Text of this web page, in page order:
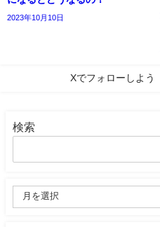
2023年10月10日
Xでフォローしよう
検索